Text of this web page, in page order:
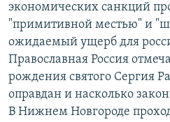
экономических санкций
"примитивной местью" и
ожидаемый ущерб для
Православная Россия
рождения святого Сергия
оправдан и насколько
В Нижнем Новгороде